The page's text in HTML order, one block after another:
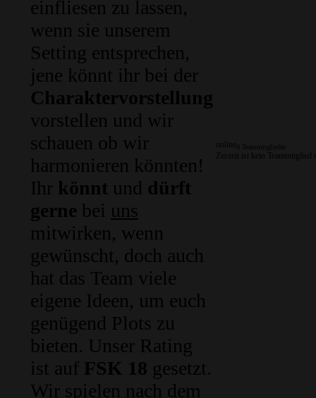
einfliesen zu lassen,
wenn sie unserem
Setting entsprechen,
jene könnt ihr bei der
Charaktervorstellung
vorstellen und wir
schauen ob wir
harmonieren könnten!
Ihr könnt und dürft
gerne bei uns
mitwirken, wenn
gewünscht, doch auch
hat das Team viele
eigene Ideen, um euch
genügend Plots zu
bieten. Unser Rating
ist auf FSK 18 gesetzt.
Wir spielen nach dem
online
Zurzeit ist kein Teammitglied